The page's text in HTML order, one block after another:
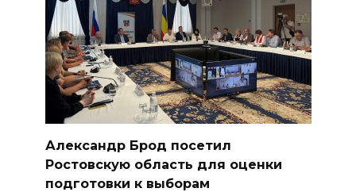
Александр Брод посетил
Ростовскую область для оценки
подготовки к выборам